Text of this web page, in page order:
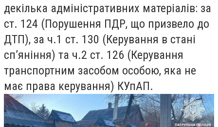
декілька адміністративних матеріалів: за
ст. 124 (Порушення ПДР, що призвело до
ДТП), за ч.1 ст. 130 (Керування в стані
сп’яніння) та ч.2 ст. 126 (Керування
транспортним засобом особою, яка не
має права керування) КУпАП.